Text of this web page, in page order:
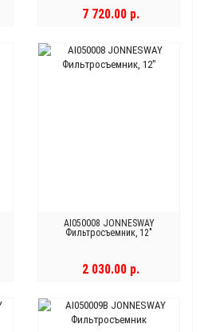
предметов
7 720.00 р.
AI050008 JONNESWAY
Фильтросъемник, 12"
2 030.00 р.